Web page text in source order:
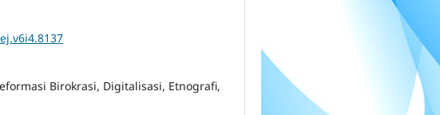
Birokrasi, Digitalisasi, Etnografi,